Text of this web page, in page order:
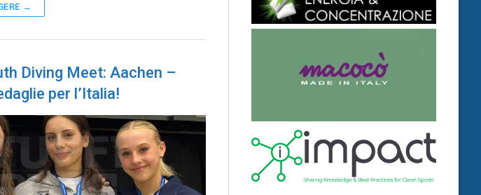
→
Diving Meet: Aachen –
per l’Italia!